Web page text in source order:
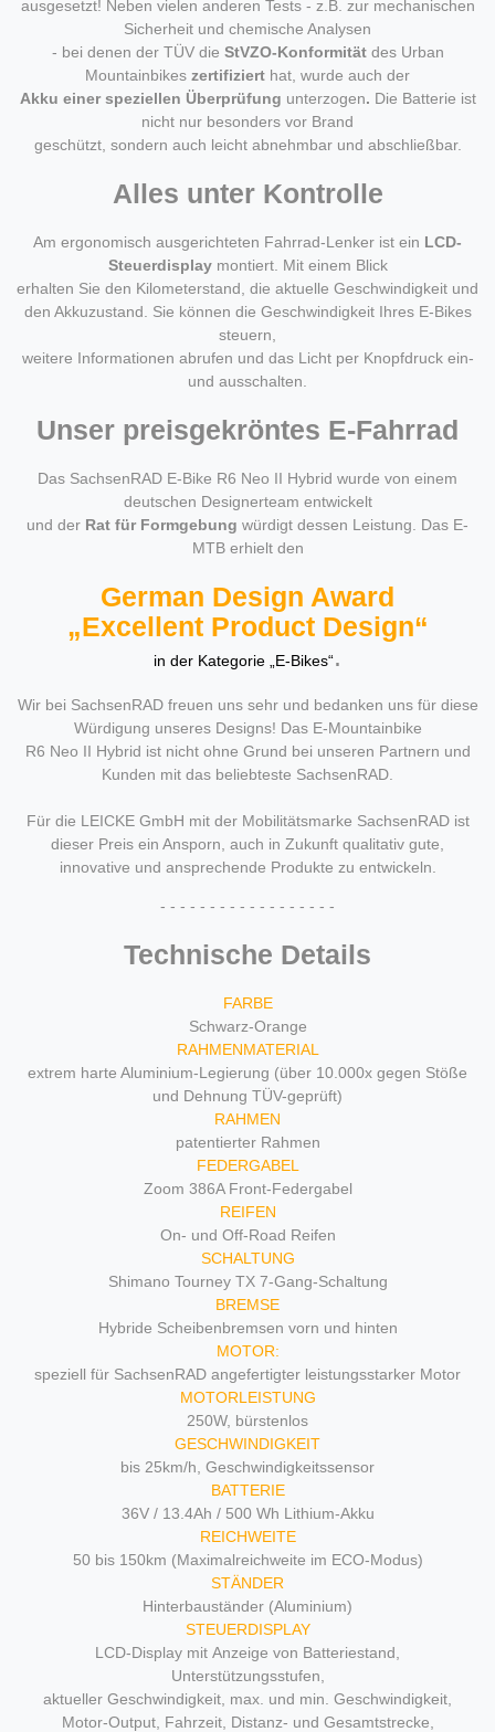
ausgesetzt! Neben vielen anderen Tests - z.B. zur mechanischen
Sicherheit und chemische Analysen
- bei denen der TÜV die StVZO-Konformität des Urban
Mountainbikes zertifiziert hat, wurde auch der
Akku einer speziellen Überprüfung unterzogen. Die Batterie ist
nicht nur besonders vor Brand
geschützt, sondern auch leicht abnehmbar und abschließbar.
Alles unter Kontrolle
Am ergonomisch ausgerichteten Fahrrad-Lenker ist ein LCD-
Steuerdisplaymontiert. Mit einem Blick
erhalten Sie den Kilometerstand, die aktuelle Geschwindigkeit und
den Akkuzustand. Sie können die Geschwindigkeit Ihres E-Bikes
steuern,
weitere Informationen abrufen und das Licht per Knopfdruck ein-
und ausschalten.
Unser preisgekröntes E-Fahrrad
Das SachsenRAD E-Bike R6 Neo II Hybrid wurde von einem
deutschen Designerteam entwickelt
und der Rat für Formgebung würdigt dessen Leistung. Das E-
MTB erhielt den
German Design Award
„Excellent Product Design“
in der Kategorie „E-Bikes“.
Wir bei SachsenRAD freuen uns sehr und bedanken uns für diese
Würdigung unseres Designs! Das E-Mountainbike
R6 Neo II Hybrid ist nicht ohne Grund bei unseren Partnern und
Kunden mit das beliebteste SachsenRAD.
Für die LEICKE GmbH mit der Mobilitätsmarke SachsenRAD ist
dieser Preis ein Ansporn, auch in Zukunft qualitativ gute,
innovative und ansprechende Produkte zu entwickeln.
- - - - - - - - - - - - - - - - - -
Technische Details
FARBE
Schwarz-Orange
RAHMENMATERIAL
extrem harte Aluminium-Legierung (über 10.000x gegen Stöße
und Dehnung TÜV-geprüft)
RAHMEN
patentierter Rahmen
FEDERGABEL
Zoom 386A Front-Federgabel
REIFEN
On- und Off-Road Reifen
SCHALTUNG
Shimano Tourney TX 7-Gang-Schaltung
BREMSE
Hybride Scheibenbremsen vorn und hinten
MOTOR:
speziell für SachsenRAD angefertigter leistungsstarker Motor
MOTORLEISTUNG
250W, bürstenlos
GESCHWINDIGKEIT
bis 25km/h, Geschwindigkeitssensor
BATTERIE
36V / 13.4Ah / 500 Wh Lithium-Akku
REICHWEITE
50 bis 150km (Maximalreichweite im ECO-Modus)
STÄNDER
Hinterbauständer (Aluminium)
STEUERDISPLAY
LCD-Display mit Anzeige von Batteriestand,
Unterstützungsstufen,
aktueller Geschwindigkeit, max. und min. Geschwindigkeit,
Motor-Output, Fahrzeit, Distanz- und Gesamtstrecke,